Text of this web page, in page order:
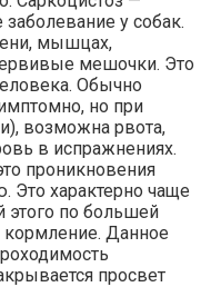
у собак.
мышцах,
мешочки. Это
Обычно
но при
возможна рвота,
в испражнениях.
проникновения
Это характерно чаще
этого по большей
кормление. Данное
просвет